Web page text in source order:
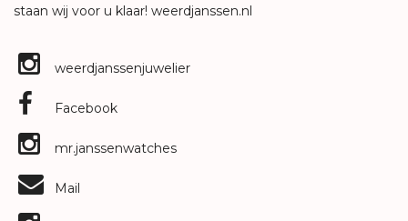
staan wij voor u klaar! weerdjanssen.nl
weerdjanssenjuwelier
Facebook
mr.janssenwatches
Mail